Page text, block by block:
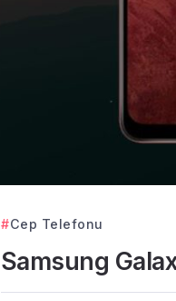
Cep Telefonu
Samsung